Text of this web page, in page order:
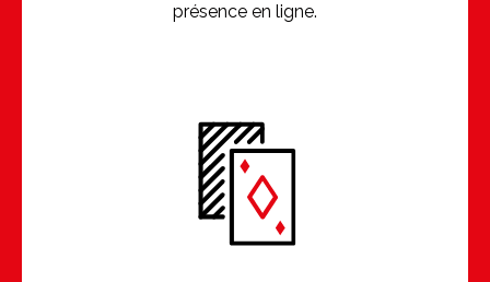
présence en ligne.